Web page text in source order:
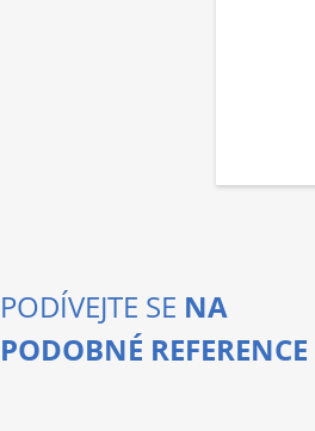
PODÍVEJTE SE NA
PODOBNÉ REFERENCE